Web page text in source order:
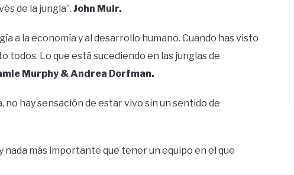
de la jungla”. John Muir.
a la economía y al desarrollo humano. Cuando has visto
todos. Lo que está sucediendo en las junglas de
Murphy & Andrea Dorfman.
no hay sensación de estar vivo sin un sentido de
nada más importante que tener un equipo en el que